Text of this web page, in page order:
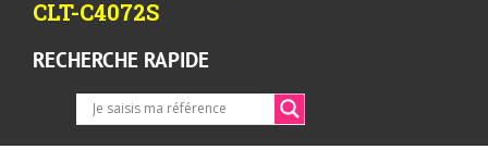
CLT-C4072S
RECHERCHE RAPIDE